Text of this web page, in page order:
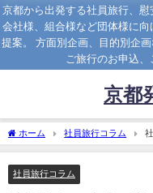
京都から出発する社員旅行、
会社様、組合様など団体様に
提案。 方面別企画、目的別企
ご旅行のお申込、
京都
ホーム 社員旅行コラム
マナー集
社員旅行コラム